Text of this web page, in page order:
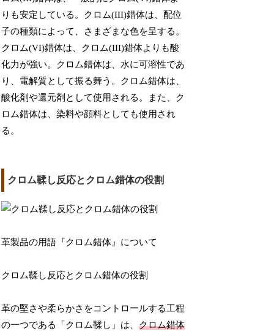
りも安定している。クロム(III)錯体は、配位
子の種類によって、さまざまな色を呈する。
クロム(VI)錯体は、クロム(III)錯体よりも酸
化力が強い。クロム錯体は、水に可溶性であ
り、電解質として振る舞う。クロム錯体は、
酸化剤や還元剤として使用される。また、ク
ロム錯体は、染料や顔料としても使用され
る。
クロム鞣し反応とクロム錯体の役割
革製品の用語『クロム錯体』について
クロム鞣し反応とクロム錯体の役割
革の堅さや柔らかさをコントロールする工程
の一つである「クロム鞣し」は、クロム錯体